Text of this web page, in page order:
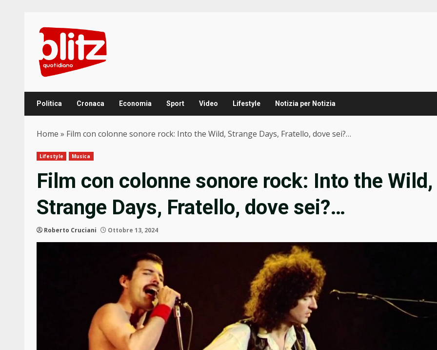
content
Politica Cronaca Economia Sport Video Lifestyle Notizia per Notizia
Home » Film con colonne sonore rock: Into the Wild, Strange Days, Fratello, dove sei?…
Lifestyle Musica
Film con colonne sonore rock: Into the Wild,
Strange Days, Fratello, dove sei?…
Roberto Cruciani Ottobre 13, 2024